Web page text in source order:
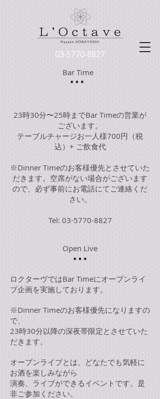
03-5770-8827
Bar Time
23時30分〜25時までBar Timeの営業が
ございます。
テーブルチャージお一人様700円（税
込）+ ご飲食代
※Dinner Timeのお客様優先とさせていた
だきます。空席がない場合がございます
ので、必ず事前にお電話にてご連絡くだ
さい。
Tel: 03-5770-8827
Open Live
ロクターヴではBar Timeにオープンライ
ブ企画を実施しております。
​※Dinner Timeのお客様優先になりますの
で、
23時30分以降の深夜帯限定とさせていた
だきます。
​オープンライブとは、どなたでも気軽に
お酒を楽しみながら
演奏、ライブができるイベントです。是
非ご参加ください。